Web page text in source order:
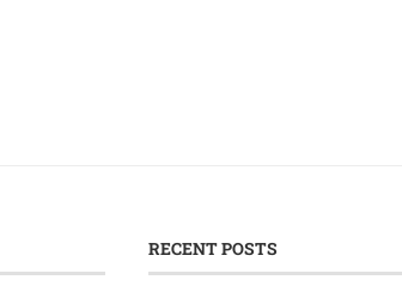
RECENT POSTS